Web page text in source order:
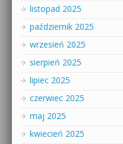
listopad 2025
październik 2025
wrzesień 2025
sierpień 2025
lipiec 2025
czerwiec 2025
maj 2025
kwiecień 2025